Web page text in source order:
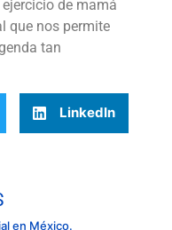
de mamá
que nos permite
tan
LinkedIn
en México.